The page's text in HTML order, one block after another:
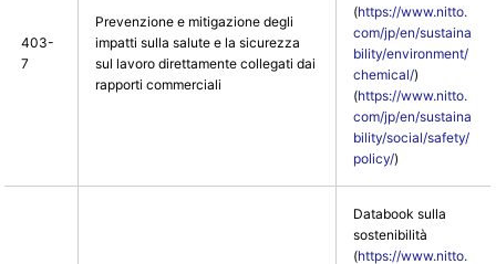
403-
7
Prevenzione e mitigazione degli
impatti sulla salute e la sicurezza
sul lavoro direttamente collegati dai
rapporti commerciali
(https://www.nitto.
com/jp/en/sustaina
bility/environment/
chemical/)
(https://www.nitto.
com/jp/en/sustaina
bility/social/safety/
policy/)
Databook sulla
sostenibilità
(https://www.nitto.